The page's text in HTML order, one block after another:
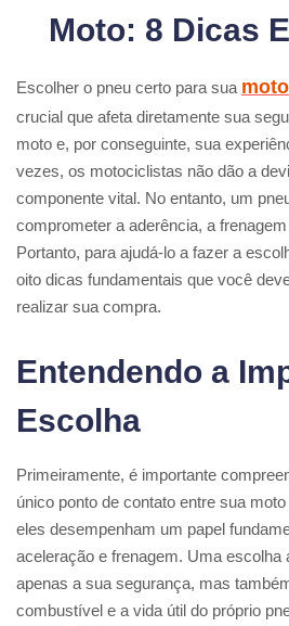
Moto: 8 Dicas
Escolher o pneu certo para sua
crucial que afeta diretamente sua
moto e, por conseguinte, sua
vezes, os motociclistas não dão a
componente vital. No entanto, um
comprometer a aderência, a
Portanto, para ajudá-lo a fazer a
oito dicas fundamentais que você
realizar sua compra.
Entendendo a
Escolha
Primeiramente, é importante
único ponto de contato entre sua
eles desempenham um papel
aceleração e frenagem. Uma escolha
apenas a sua segurança, mas
combustível e a vida útil do próprio